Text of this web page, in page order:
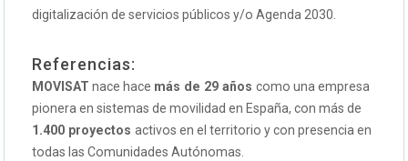
digitalización de servicios públicos y/o Agenda 2030.
Referencias:
MOVISAT nace hace más de 29 añoscomo una empresa
pionera en sistemas de movilidad en España, con más de
1.400 proyectosactivos en el territorio y con presencia en
todas las Comunidades Autónomas.